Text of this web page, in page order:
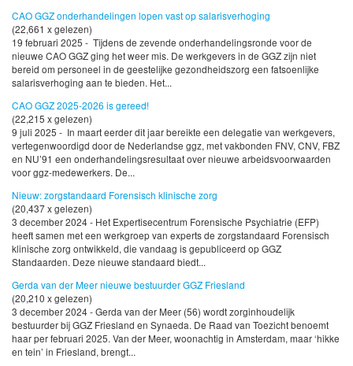
CAO GGZ onderhandelingen lopen vast op salarisverhoging
(22,661 x gelezen)
19 februari 2025 - Tijdens de zevende onderhandelingsronde voor de
nieuwe CAO GGZ ging het weer mis. De werkgevers in de GGZ zijn niet
bereid om personeel in de geestelijke gezondheidszorg een fatsoenlijke
salarisverhoging aan te bieden. Het...
CAO GGZ 2025-2026 is gereed!
(22,215 x gelezen)
9 juli 2025 - In maart eerder dit jaar bereikte een delegatie van werkgevers,
vertegenwoordigd door de Nederlandse ggz, met vakbonden FNV, CNV, FBZ
en NU’91 een onderhandelingsresultaat over nieuwe arbeidsvoorwaarden
voor ggz-medewerkers. De...
Nieuw: zorgstandaard Forensisch klinische zorg
(20,437 x gelezen)
3 december 2024 - Het Expertisecentrum Forensische Psychiatrie (EFP)
heeft samen met een werkgroep van experts de zorgstandaard Forensisch
klinische zorg ontwikkeld, die vandaag is gepubliceerd op GGZ
Standaarden. Deze nieuwe standaard biedt...
Gerda van der Meer nieuwe bestuurder GGZ Friesland
(20,210 x gelezen)
3 december 2024 - Gerda van der Meer (56) wordt zorginhoudelijk
bestuurder bij GGZ Friesland en Synaeda. De Raad van Toezicht benoemt
haar per februari 2025. Van der Meer, woonachtig in Amsterdam, maar ‘hikke
en tein’ in Friesland, brengt...